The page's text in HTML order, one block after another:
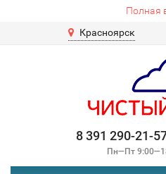
Полная
Красноярск
8 391 290-21-
Пн—Пт